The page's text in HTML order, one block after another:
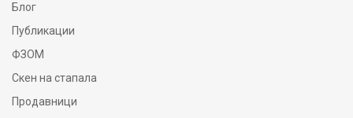
Блог
Публикации
ФЗОМ
Скен на стапала
Продавници